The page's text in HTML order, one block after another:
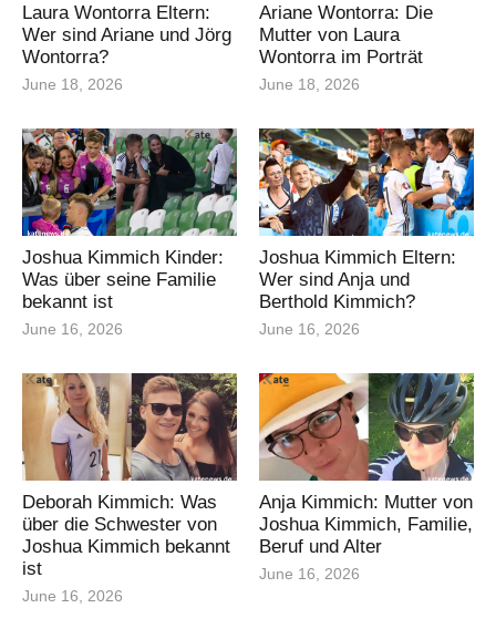
Laura Wontorra Eltern:
Wer sind Ariane und Jörg
Wontorra?
June 18, 2026
Ariane Wontorra: Die
Mutter von Laura
Wontorra im Porträt
June 18, 2026
Joshua Kimmich Kinder:
Was über seine Familie
bekannt ist
June 16, 2026
Joshua Kimmich Eltern:
Wer sind Anja und
Berthold Kimmich?
June 16, 2026
Deborah Kimmich: Was
über die Schwester von
Joshua Kimmich bekannt
ist
June 16, 2026
Anja Kimmich: Mutter von
Joshua Kimmich, Familie,
Beruf und Alter
June 16, 2026